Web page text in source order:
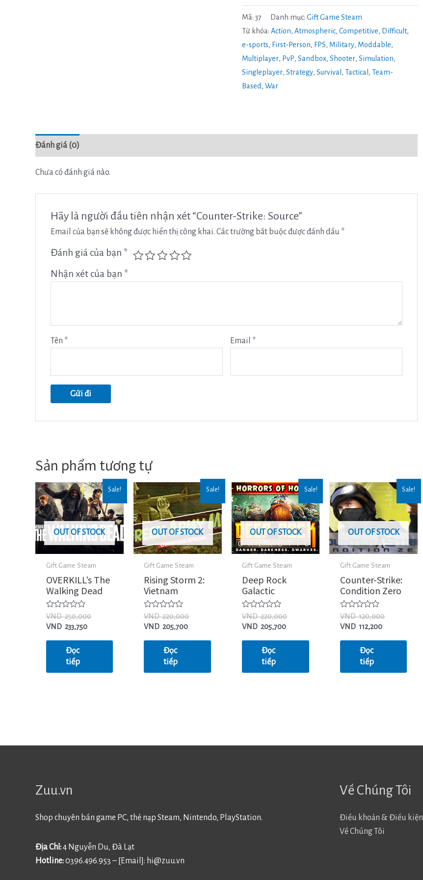
Mã: 37 Danh mục: Gift Game Steam
Từ khóa: Action, Atmospheric, Competitive, Difficult,
e-sports, First-Person, FPS, Military, Moddable,
Multiplayer, PvP, Sandbox, Shooter, Simulation,
Singleplayer, Strategy, Survival , Tactical , Team-
Based , War
Đánh giá (0)
Chưa có đánh giá nào.
Hãy là người đầu tiên nhận xét “Counter-Strike: Source”
Email của bạn sẽ không được hiển thị công khai. Các trường bắt buộc được đánh dấu *
Đánh giá của bạn *
Nhận xét của bạn *
Tên * Email *
Sản phẩm tương tự
Sale!
OUT OF STOCK
Gift Game Steam
OVERKILL’s The
Walking Dead
Được
xếp
hạng
VND250,000
VND 233,750
Đọc
tiếp
Sale!
OUT OF STOCK
Gift Game Steam
Rising Storm 2:
Vietnam
Được
xếp
hạng
VND220,000
VND 205,700
Đọc
tiếp
Sale!
OUT OF STOCK
Gift Game Steam
Deep Rock
Galactic
Được
xếp
hạng
VND220,000
VND 205,700
Đọc
tiếp
Sale!
OUT OF STOCK
Gift Game Steam
Counter-Strike:
Condition Zero
Được
xếp
hạng
VND120,000
VND 112,200
Đọc
tiếp
Zuu.vn
Shop chuyên bán game PC, thẻ nạp Steam, Nintendo, PlayStation.
Địa Chỉ:4 Nguyễn Du, Đà Lạt
Hotline:0396.496.953 – [Email]: hi@zuu.vn
Về Chúng Tôi
Điều khoản & Điều kiện
Về Chúng Tôi